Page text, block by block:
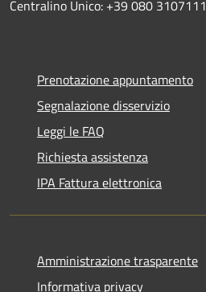
Centralino Unico: +39 080 3107111
Prenotazione appuntamento
Segnalazione disservizio
Leggi le FAQ
Richiesta assistenza
IPA Fattura elettronica
Amministrazione trasparente
Informativa privacy